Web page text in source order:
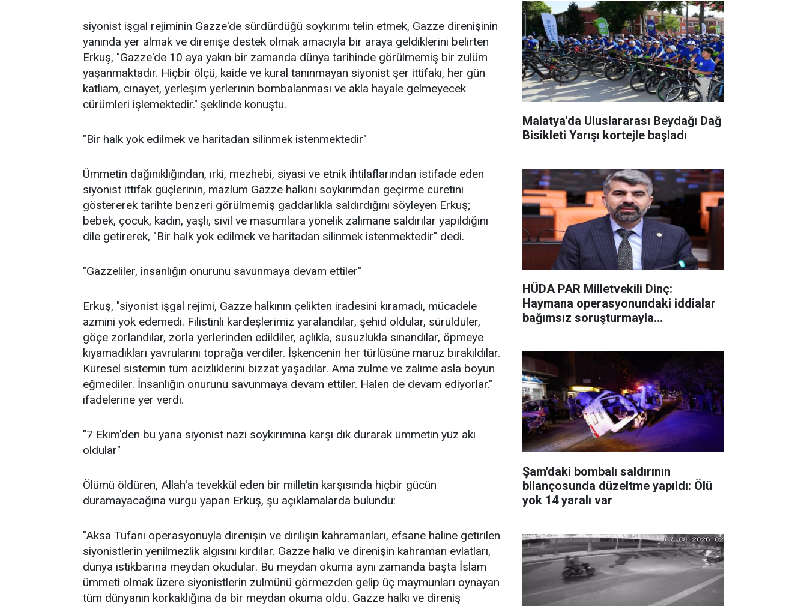
siyonist işgal rejiminin Gazze'de sürdürdüğü soykırımı telin etmek, Gazze direnişinin
yanında yer almak ve direnişe destek olmak amacıyla bir araya geldiklerini belirten
Erkuş, "Gazze'de 10 aya yakın bir zamanda dünya tarihinde görülmemiş bir zulüm
yaşanmaktadır. Hiçbir ölçü, kaide ve kural tanınmayan siyonist şer ittifakı, her gün
katliam, cinayet, yerleşim yerlerinin bombalanması ve akla hayale gelmeyecek
cürümleri işlemektedir." şeklinde konuştu.
"Bir halk yok edilmek ve haritadan silinmek istenmektedir"
Ümmetin dağınıklığından, ırki, mezhebi, siyasi ve etnik ihtilaflarından istifade eden
siyonist ittifak güçlerinin, mazlum Gazze halkını soykırımdan geçirme cüretini
göstererek tarihte benzeri görülmemiş gaddarlıkla saldırdığını söyleyen Erkuş;
bebek, çocuk, kadın, yaşlı, sivil ve masumlara yönelik zalimane saldırılar yapıldığını
dile getirerek, "Bir halk yok edilmek ve haritadan silinmek istenmektedir" dedi.
"Gazzeliler, insanlığın onurunu savunmaya devam ettiler"
Erkuş, "siyonist işgal rejimi, Gazze halkının çelikten iradesini kıramadı, mücadele
azmini yok edemedi. Filistinli kardeşlerimiz yaralandılar, şehid oldular, sürüldüler,
göçe zorlandılar, zorla yerlerinden edildiler, açlıkla, susuzlukla sınandılar, öpmeye
kıyamadıkları yavrularını toprağa verdiler. İşkencenin her türlüsüne maruz bırakıldılar.
Küresel sistemin tüm acizliklerini bizzat yaşadılar. Ama zulme ve zalime asla boyun
eğmediler. İnsanlığın onurunu savunmaya devam ettiler. Halen de devam ediyorlar."
ifadelerine yer verdi.
"7 Ekim'den bu yana siyonist nazi soykırımına karşı dik durarak ümmetin yüz akı
oldular"
Ölümü öldüren, Allah'a tevekkül eden bir milletin karşısında hiçbir gücün
duramayacağına vurgu yapan Erkuş, şu açıklamalarda bulundu:
"Aksa Tufanı operasyonuyla direnişin ve dirilişin kahramanları, efsane haline getirilen
siyonistlerin yenilmezlik algısını kırdılar. Gazze halkı ve direnişin kahraman evlatları,
dünya istikbarına meydan okudular. Bu meydan okuma aynı zamanda başta İslam
ümmeti olmak üzere siyonistlerin zulmünü görmezden gelip üç maymunları oynayan
tüm dünyanın korkaklığına da bir meydan okuma oldu. Gazze halkı ve direniş
Malatya'da Uluslararası Beydağı Dağ
Bisikleti Yarışı kortejle başladı
HÜDA PAR Milletvekili Dinç:
Haymana operasyonundaki iddialar
bağımsız soruşturmayla
Şam'daki bombalı saldırının
bilançosunda düzeltme yapıldı: Ölü
yok 14 yaralı var